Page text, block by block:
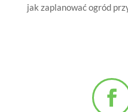
jak zaplanować ogród